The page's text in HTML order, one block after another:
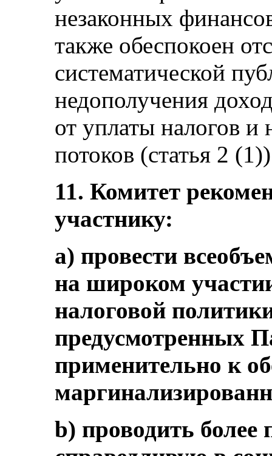
незаконных
также обеспокоен
систематической
недополучения
от уплаты налогов
потоков (статья 2
11. Комитет
участнику:
a) провести
на широком
налоговой
предусмотренных
применительно к
b) проводить более